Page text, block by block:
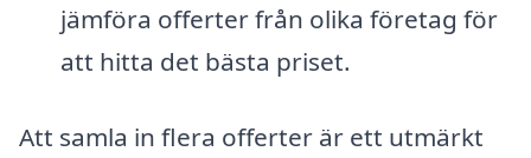
jämföra offerter från olika företag för
att hitta det bästa priset.
Att samla in flera offerter är ett utmärkt